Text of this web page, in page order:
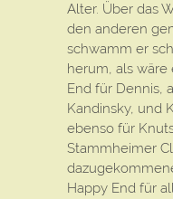
Alter. Über das
den anderen
schwamm er
herum, als wäre
End für Dennis,
Kandinsky, und
ebenso für
Stammheimer
Happy End für